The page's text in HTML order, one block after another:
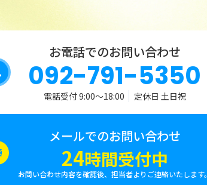
お電話でのお問い合わせ
092-791-5350
電話受付 9:00〜18:00 定休日 土日祝
メールでのお問い合わせ
24時間受付中
お問い合わせ内容を確認後、担当者よりご連絡いたします。